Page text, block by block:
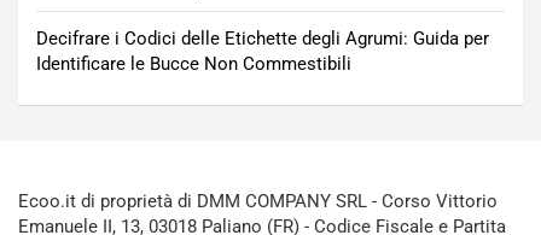
Decifrare i Codici delle Etichette degli Agrumi: Guida per
Identificare le Bucce Non Commestibili
Ecoo.it di proprietà di DMM COMPANY SRL - Corso Vittorio
Emanuele II, 13, 03018 Paliano (FR) - Codice Fiscale e Partita